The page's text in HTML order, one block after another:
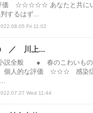
☆☆☆☆☆ あなたと共にい
するはず...
Fri 11:02
／ 川上...
小説全般 ● 春のこわいも
人的な評価 ☆☆☆ 感染症
Wed 11:44